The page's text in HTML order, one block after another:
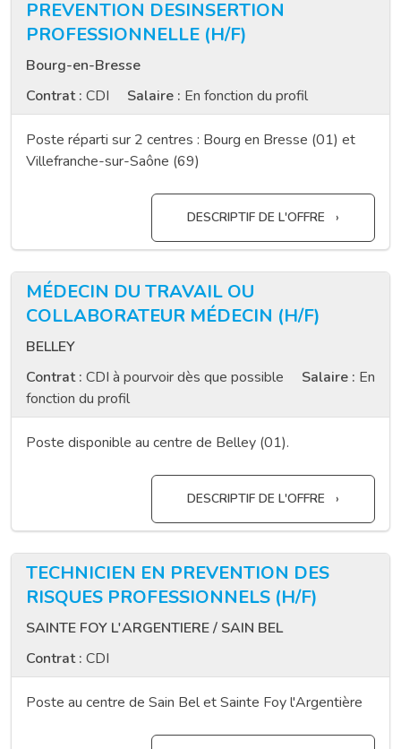
PREVENTION DESINSERTION
PROFESSIONNELLE (H/F)
Bourg-en-Bresse
Contrat : CDI Salaire : En fonction du profil
Poste réparti sur 2 centres : Bourg en Bresse (01) et
Villefranche-sur-Saône (69)
DESCRIPTIF DE L'OFFRE
MÉDECIN DU TRAVAIL OU
COLLABORATEUR MÉDECIN (H/F)
BELLEY
Contrat : CDI à pourvoir dès que possible Salaire : En
fonction du profil
Poste disponible au centre de Belley (01).
DESCRIPTIF DE L'OFFRE
TECHNICIEN EN PREVENTION DES
RISQUES PROFESSIONNELS (H/F)
SAINTE FOY L'ARGENTIERE / SAIN BEL
Contrat : CDI
Poste au centre de Sain Bel et Sainte Foy l'Argentière